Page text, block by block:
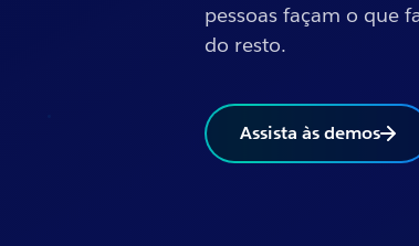
pessoas façam o que
do resto.
Assista às demos